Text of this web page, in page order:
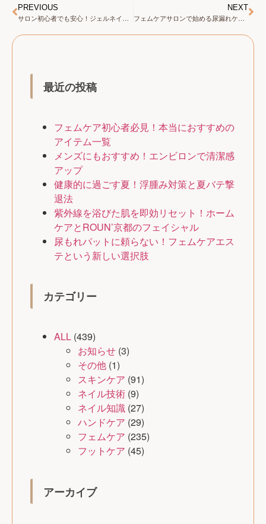
PREVIOUS
サロン初心者でも安心！ジェルネイルのワンカラーで指先美人
NEXT
フェムケアサロンで始める尿漏れケアの新常識
最近の投稿
フェムケア初心者必見！本当におすすめの
アイテム一覧
メンズにもおすすめ！エンビロンで清潔感
アップ
健康的に過ごす夏！浮腫み対策と夏バテ撃
退法
紫外線を浴びた肌を即効リセット！ホーム
ケアとROUN’京都のフェイシャル
尿もれパットに頼らない！フェムケアエス
テという新しい選択肢
カテゴリー
ALL (439)
お知らせ (3)
その他 (1)
スキンケア (91)
ネイル技術 (9)
ネイル知識 (27)
ハンドケア (29)
フェムケア (235)
フットケア (45)
アーカイブ